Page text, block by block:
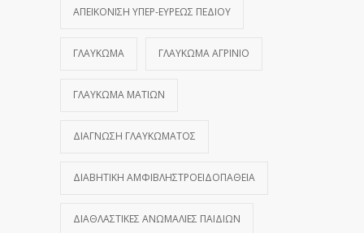
ΑΠΕΙΚΌΝΙΣΗ ΥΠΕΡ-ΕΥΡΈΩΣ ΠΕΔΊΟΥ
ΓΛΑΎΚΩΜΑ ΓΛΑΎΚΩΜΑ ΑΓΡΊΝΙΟ
ΓΛΑΎΚΩΜΑ ΜΑΤΙΏΝ
ΔΙΆΓΝΩΣΗ ΓΛΑΥΚΏΜΑΤΟΣ
ΔΙΑΒΗΤΙΚΉ ΑΜΦΙΒΛΗΣΤΡΟΕΙΔΟΠΆΘΕΙΑ
ΔΙΑΘΛΑΣΤΙΚΈΣ ΑΝΩΜΑΛΊΕΣ ΠΑΙΔΙΏΝ